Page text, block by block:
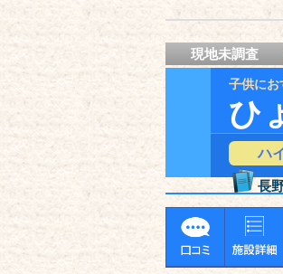
現地未調査
子供にお
ひ
ハ
長